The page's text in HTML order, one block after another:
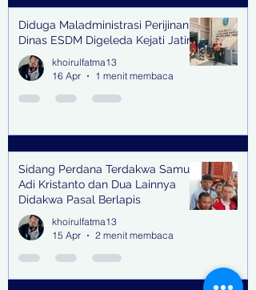
Diduga Maladministrasi Perijinan,
Dinas ESDM Digeleda Kejati Jatim
khoirulfatma13
16 Apr
1 menit membaca
Sidang Perdana Terdakwa Samuel
Adi Kristanto dan Dua Lainnya
Didakwa Pasal Berlapis
khoirulfatma13
15 Apr
2 menit membaca